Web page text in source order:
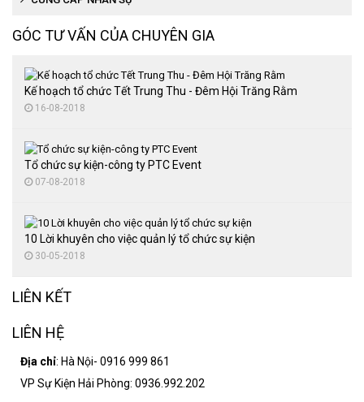
Cho thuê nhà bạt
Thuê màn hình LED
GÓC TƯ VẤN CỦA CHUYÊN GIA
Kế hoạch tổ chức Tết Trung Thu - Đêm Hội Trăng Rằm
16-08-2018
Tổ chức sự kiện-công ty PTC Event
07-08-2018
10 Lời khuyên cho việc quản lý tổ chức sự kiện
30-05-2018
LIÊN KẾT
LIÊN HỆ
Địa chỉ: Hà Nội- 0916 999 861
VP Sự Kiện Hải Phòng: 0936.992.202